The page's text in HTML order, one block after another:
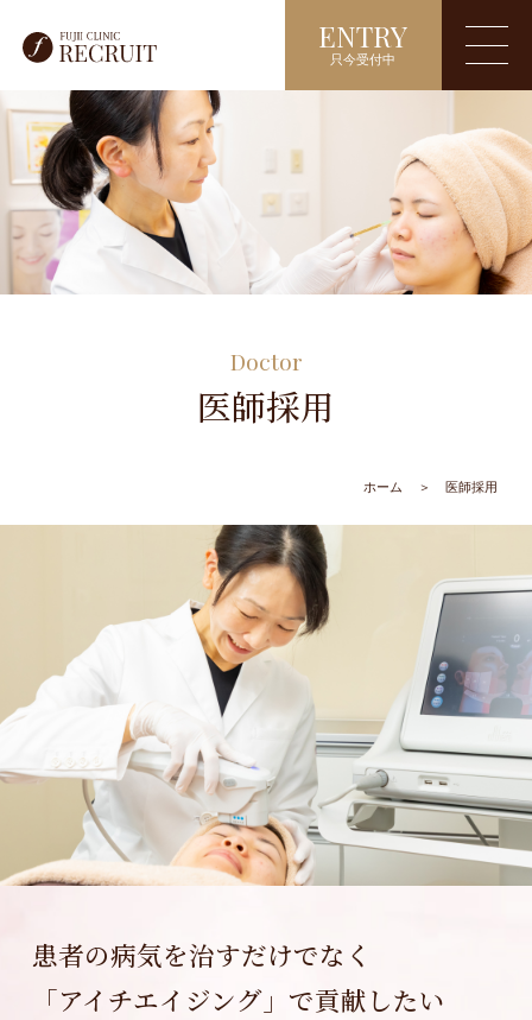
ENTRY
只今受付中
Doctor
医師採用
ホーム ＞ 医師採用
患者の病気を治すだけでなく
「アイチエイジング」で貢献したい